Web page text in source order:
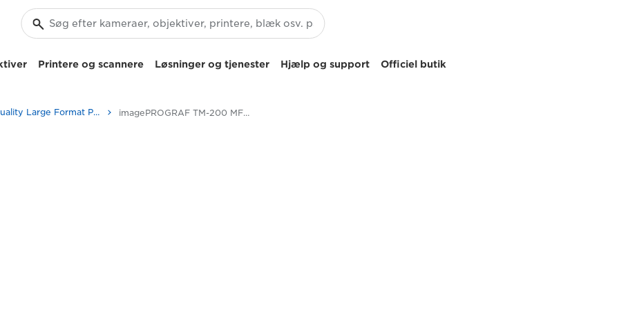
Printere og scannere Løsninger og tjenester Hjælp og support Officiel butik
High-Quality Large Format Printers for CAD/GIS and Stunning Graphics imagePROGRAF TM-200 MFP L24ei: Højtydende print